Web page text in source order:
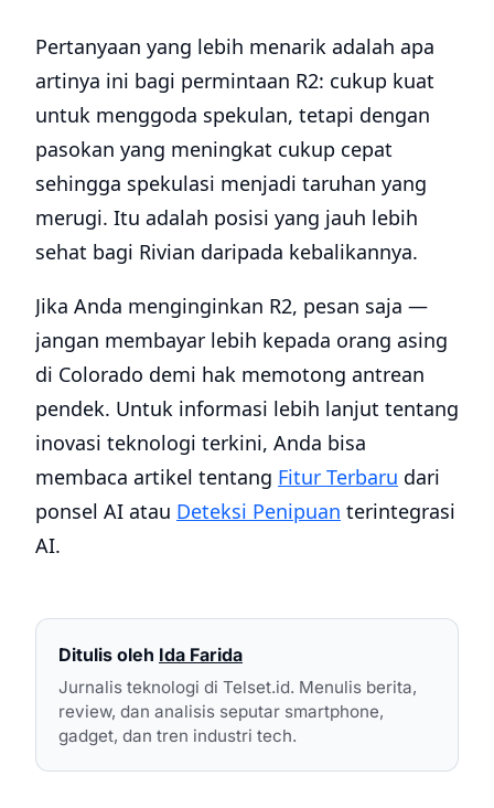
Pertanyaan yang lebih menarik adalah apa
artinya ini bagi permintaan R2: cukup kuat
untuk menggoda spekulan, tetapi dengan
pasokan yang meningkat cukup cepat
sehingga spekulasi menjadi taruhan yang
merugi. Itu adalah posisi yang jauh lebih
sehat bagi Rivian daripada kebalikannya.
Jika Anda menginginkan R2, pesan saja —
jangan membayar lebih kepada orang asing
di Colorado demi hak memotong antrean
pendek. Untuk informasi lebih lanjut tentang
inovasi teknologi terkini, Anda bisa
membaca artikel tentang Fitur Terbaru dari
ponsel AI atau Deteksi Penipuan terintegrasi
AI.
Ditulis oleh Ida Farida
Jurnalis teknologi di Telset.id. Menulis berita,
review, dan analisis seputar smartphone,
gadget, dan tren industri tech.